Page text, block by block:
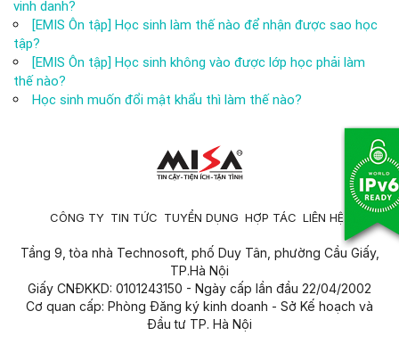
vinh danh?
[EMIS Ôn tập] Học sinh làm thế nào để nhận được sao học
tập?
[EMIS Ôn tập] Học sinh không vào được lớp học phải làm
thế nào?
Học sinh muốn đổi mật khẩu thì làm thế nào?
CÔNG TY TIN TỨC TUYỂN DỤNG HỢP TÁC LIÊN HỆ
Tầng 9, tòa nhà Technosoft, phố Duy Tân, phường Cầu Giấy,
TP.Hà Nội
Giấy CNĐKKD: 0101243150 - Ngày cấp lần đầu 22/04/2002
Cơ quan cấp: Phòng Đăng ký kinh doanh - Sở Kế hoạch và
Đầu tư TP. Hà Nội